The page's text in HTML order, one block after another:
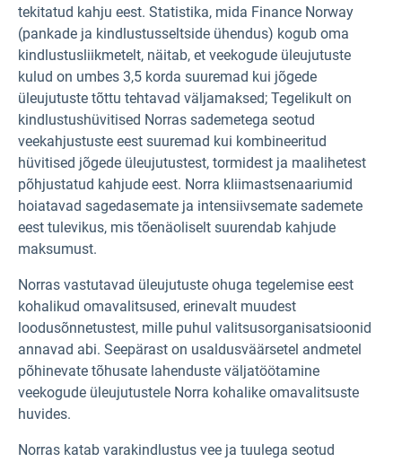
tekitatud kahju eest. Statistika, mida Finance Norway
(pankade ja kindlustusseltside ühendus) kogub oma
kindlustusliikmetelt, näitab, et veekogude üleujutuste
kulud on umbes 3,5 korda suuremad kui jõgede
üleujutuste tõttu tehtavad väljamaksed; Tegelikult on
kindlustushüvitised Norras sademetega seotud
veekahjustuste eest suuremad kui kombineeritud
hüvitised jõgede üleujutustest, tormidest ja maalihetest
põhjustatud kahjude eest. Norra kliimastsenaariumid
hoiatavad sagedasemate ja intensiivsemate sademete
eest tulevikus, mis tõenäoliselt suurendab kahjude
maksumust.
Norras vastutavad üleujutuste ohuga tegelemise eest
kohalikud omavalitsused, erinevalt muudest
loodusõnnetustest, mille puhul valitsusorganisatsioonid
annavad abi. Seepärast on usaldusväärsetel andmetel
põhinevate tõhusate lahenduste väljatöötamine
veekogude üleujutustele Norra kohalike omavalitsuste
huvides.
Norras katab varakindlustus vee ja tuulega seotud